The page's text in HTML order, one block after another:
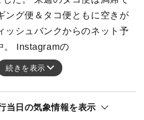
ング便＆タコ便ともに空きが
ッシュバンクからのネット予
。 Instagramの
続きを表示
当日の気象情報を表示